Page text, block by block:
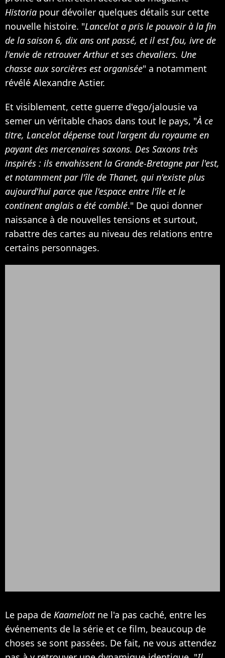
Historia pour dévoiler quelques détails sur cette
nouvelle histoire. "Lancelot a pris le pouvoir à la fin
de la saison 6, dix ans ont passé, et il est fou, ivre de
l'envie de retrouver Arthur et ses chevaliers. Une
chasse aux sorcières est organisée" a notamment
révélé Alexandre Astier.
Et visiblement, cette guerre d'ego/jalousie va
semer un véritable chaos dans tout le pays, "À ce
titre, Lancelot dépense tout l'argent du royaume en
payant des mercenaires saxons. Des Saxons très
inspirés : ils envahissent la Grande-Bretagne par l'est,
et notamment par l'île de Thanet, qui n'existe plus
aujourd'hui parce que l'espace entre l'île et le
continent anglais a été comblé." De quoi donner
naissance à de nouvelles tensions et surtout,
rabattre des cartes au niveau des relations entre
certains personnages.
Le papa de Kaamelott ne l'a pas caché, entre les
événements de la série et ce film, beaucoup de
choses se sont passées. De fait, ne vous attendez